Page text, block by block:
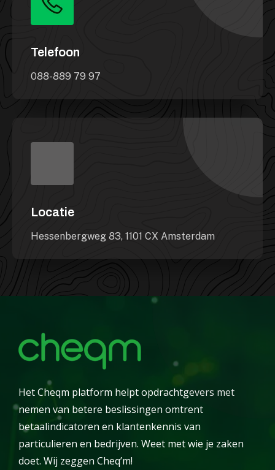
Telefoon
088-889 79 97
Locatie
Hessenbergweg 83, 1101 CX Amsterdam
Het Cheqm platform helpt opdrachtgevers met
nemen van betere beslissingen omtrent
betaalindicatoren en klantenkennis van
particulieren en bedrijven. Weet met wie je zaken
doet. Wij zeggen Cheq’m!